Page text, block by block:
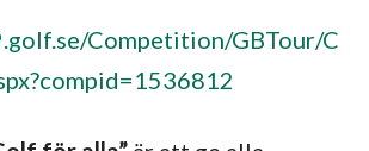
Competition/GBTour/C